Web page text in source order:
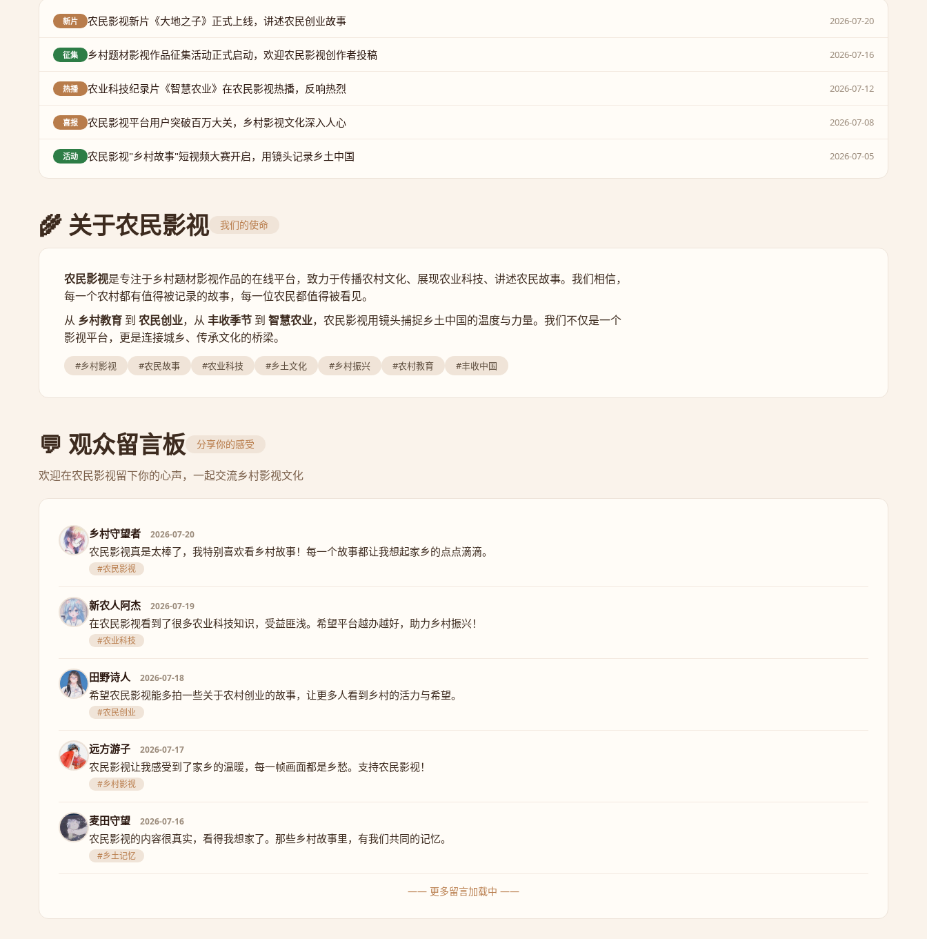
新片 农民影视新片《大地之子》正式上线，讲述农民创业故事 2026-07-20
征集 乡村题材影视作品征集活动正式启动，欢迎农民影视创作者投稿 2026-07-16
热播 农业科技纪录片《智慧农业》在农民影视热播，反响热烈 2026-07-12
喜报 农民影视平台用户突破百万大关，乡村影视文化深入人心 2026-07-08
活动 农民影视"乡村故事"短视频大赛开启，用镜头记录乡土中国 2026-07-05
🌾 关于农民影视 我们的使命
农民影视是专注于乡村题材影视作品的在线平台，致力于传播农村文化、展现农业科技、讲述农民故事。我们相信，
每一个农村都有值得被记录的故事，每一位农民都值得被看见。
从 乡村教育 到 农民创业，从 丰收季节 到 智慧农业，农民影视用镜头捕捉乡土中国的温度与力量。我们不仅是一个
影视平台，更是连接城乡、传承文化的桥梁。
#乡村影视 #农民故事 #农业科技 #乡土文化 #乡村振兴 #农村教育 #丰收中国
💬 观众留言板 分享你的感受
欢迎在农民影视留下你的心声，一起交流乡村影视文化
乡村守望者 2026-07-20
农民影视真是太棒了，我特别喜欢看乡村故事！每一个故事都让我想起家乡的点点滴滴。
#农民影视
新农人阿杰 2026-07-19
在农民影视看到了很多农业科技知识，受益匪浅。希望平台越办越好，助力乡村振兴！
#农业科技
田野诗人 2026-07-18
希望农民影视能多拍一些关于农村创业的故事，让更多人看到乡村的活力与希望。
#农民创业
远方游子 2026-07-17
农民影视让我感受到了家乡的温暖，每一帧画面都是乡愁。支持农民影视！
#乡村影视
麦田守望 2026-07-16
农民影视的内容很真实，看得我想家了。那些乡村故事里，有我们共同的记忆。
#乡土记忆
—— 更多留言加载中 ——